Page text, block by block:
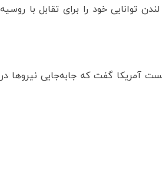
توانایی خود را برای تقابل با روسیه
آمریکا گفت که جابه‌جایی نیروها در